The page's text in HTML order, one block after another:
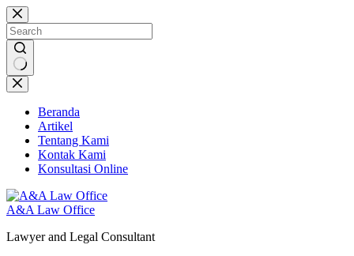
Skip
to
content
No
results
Beranda
Artikel
Tentang Kami
Kontak Kami
Konsultasi Online
A&A Law Office
Lawyer and Legal Consultant